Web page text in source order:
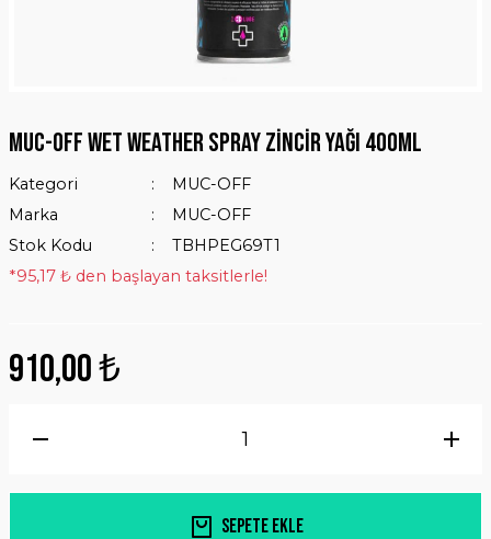
Muc-Off Wet Weather Spray Zincir Yağı 400ML
Kategori
MUC-OFF
Marka
MUC-OFF
Stok Kodu
TBHPEG69T1
*95,17 ₺ den başlayan taksitlerle!
910,00 ₺
Sepete Ekle